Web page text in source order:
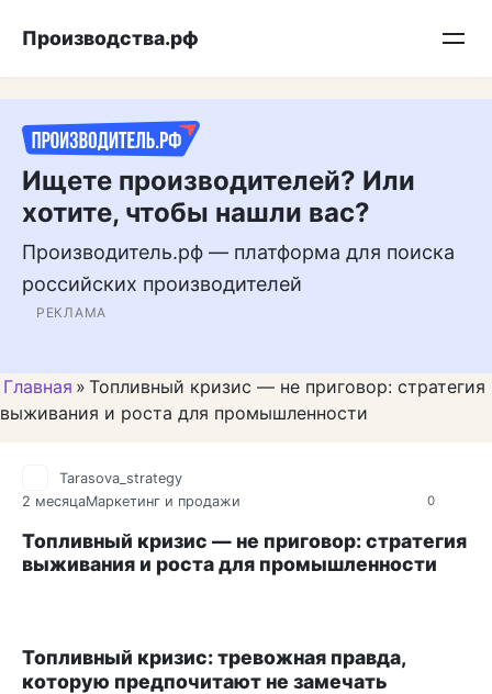
Подписывайтесь на нас в MAX
Производства.рф
Ищете производителей? Или
хотите, чтобы нашли вас?
Производитель.рф — платформа для поиска
российских производителей
РЕКЛАМА
Главная » Топливный кризис — не приговор: стратегия
выживания и роста для промышленности
0
Tarasova_strategy
2 месяцаМаркетинг и продажи
Топливный кризис — не приговор: стратегия
выживания и роста для промышленности
Топливный кризис: тревожная правда,
которую предпочитают не замечать